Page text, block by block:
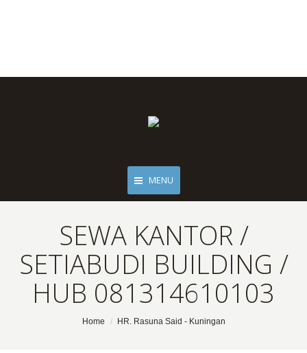
MENU
SEWA KANTOR /
SETIABUDI BUILDING /
HUB 081314610103
Home HR. Rasuna Said - Kuningan